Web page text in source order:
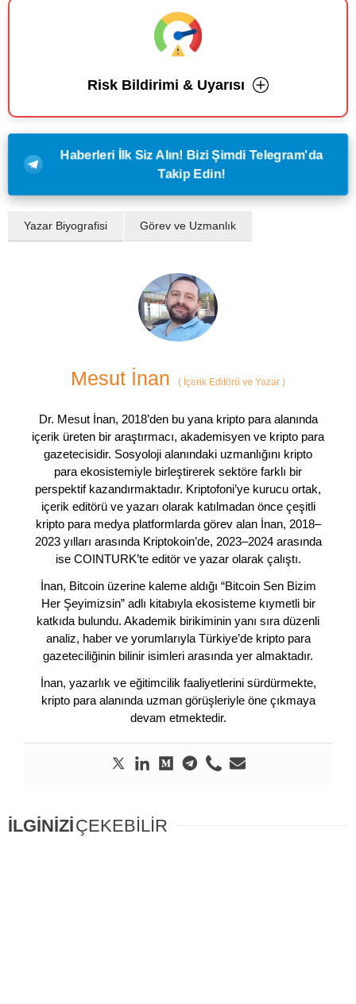
Risk Bildirimi & Uyarısı
Haberleri İlk Siz Alın! Bizi Şimdi Telegram'da
Takip Edin!
Yazar Biyografisi Görev ve Uzmanlık
Mesut İnan ( İçerik Editörü ve Yazar )
Dr. Mesut İnan, 2018’den bu yana kripto para alanında
içerik üreten bir araştırmacı, akademisyen ve kripto para
gazetecisidir. Sosyoloji alanındaki uzmanlığını kripto
para ekosistemiyle birleştirerek sektöre farklı bir
perspektif kazandırmaktadır. Kriptofoni’ye kurucu ortak,
içerik editörü ve yazarı olarak katılmadan önce çeşitli
kripto para medya platformlarda görev alan İnan, 2018–
2023 yılları arasında Kriptokoin’de, 2023–2024 arasında
ise COINTURK’te editör ve yazar olarak çalıştı.
İnan, Bitcoin üzerine kaleme aldığı “Bitcoin Sen Bizim
Her Şeyimizsin” adlı kitabıyla ekosisteme kıymetli bir
katkıda bulundu. Akademik birikiminin yanı sıra düzenli
analiz, haber ve yorumlarıyla Türkiye’de kripto para
gazeteciliğinin bilinir isimleri arasında yer almaktadır.
İnan, yazarlık ve eğitimcilik faaliyetlerini sürdürmekte,
kripto para alanında uzman görüşleriyle öne çıkmaya
devam etmektedir.
İLGİNİZİÇEKEBİLİR